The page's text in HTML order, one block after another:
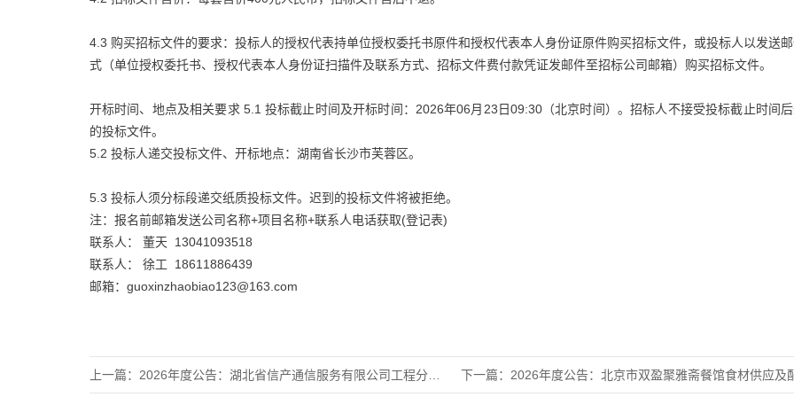
4.3 购买招标文件的要求：投标人的授权代表持单位授权委托书原件和授权代表本人身份证原件购买招标文件，或投标人以发送
式（单位授权委托书、授权代表本人身份证扫描件及联系方式、招标文件费付款凭证发邮件至招标公司邮箱）购买招标文件。
开标时间、地点及相关要求 5.1 投标截止时间及开标时间：2026年06月23日09:30（北京时间）。招标人不接受投标截止时间
的投标文件。
5.2 投标人递交投标文件、开标地点：湖南省长沙市芙蓉区。
5.3 投标人须分标段递交纸质投标文件。迟到的投标文件将被拒绝。
注：报名前邮箱发送公司名称+项目名称+联系人电话获取(登记表)
联系人： 董天 13041093518
联系人： 徐工 18611886439
邮箱：guoxinzhaobiao123@163.com
上一篇： 2026年度公告：湖北省信产通信服务有限公司工程分公司体检服 下一篇： 2026年度公告：北京市双盈聚雅斋餐馆食材供应及配送服务项